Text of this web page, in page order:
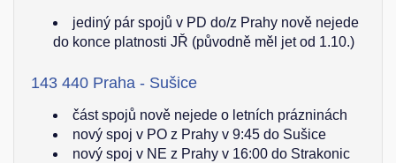
jediný pár spojů v PD do/z Prahy nově nejede
do konce platnosti JŘ (původně měl jet od 1.10.)
143 440 Praha - Sušice
část spojů nově nejede o letních prázninách
nový spoj v PO z Prahy v 9:45 do Sušice
nový spoj v NE z Prahy v 16:00 do Strakonic